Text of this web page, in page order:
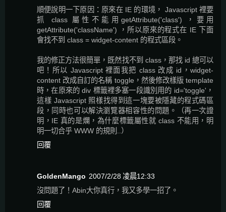
順便說明一下原因：原來在 IE 的環境， Javascript 裡要
抓 class 屬性不能用getAttribute('class') ，要用
getAttribute('className') ，所以原來的程式在 IE 下面
會找不到 class = widget-content 的程式區段。
我的修正方法很簡單，既然找不到 class，那找 id 總可以
吧！所以 Javascript 裡面我把 class 改成 id，widget-
content 改成自訂的名稱 toggle，然後修改樣版 template
時，在原來的 div 標籤裡多塞一段識別用的 id='toggle'，
這樣 Javascript 照樣找得到這一塊要被隱藏的程式碼區
段，同時也可以解決瀏覽器相容性的問題。（再一次證
明，IE 真的是爛，為什麼標籤屬性就 class 不能用，明
明一切合乎 WWW 的規則..）
回覆
GoldenMango 2007/2/28 凌晨12:33
沒問題了！Abin大你真行，我又多學一招了。
回覆